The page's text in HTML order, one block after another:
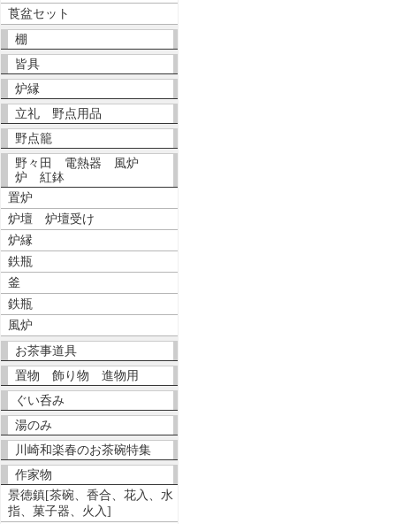
莨盆セット
棚
皆具
炉縁
立礼 野点用品
野点籠
野々田 電熱器 風炉
炉 紅鉢
置炉
炉壇 炉壇受け
炉縁
鉄瓶
釜
鉄瓶
風炉
お茶事道具
置物 飾り物 進物用
ぐい呑み
湯のみ
川崎和楽春のお茶碗特集
作家物
景徳鎮[茶碗、香合、花入、水
指、菓子器、火入]